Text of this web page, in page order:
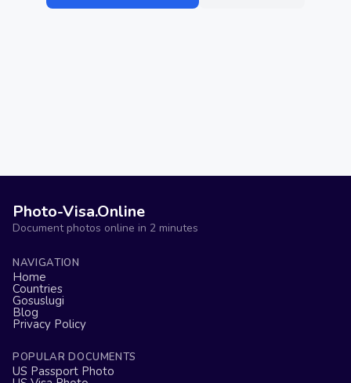
Photo-Visa.Online
Document photos online in 2 minutes
NAVIGATION
Home
Countries
Gosuslugi
Blog
Privacy Policy
POPULAR DOCUMENTS
US Passport Photo